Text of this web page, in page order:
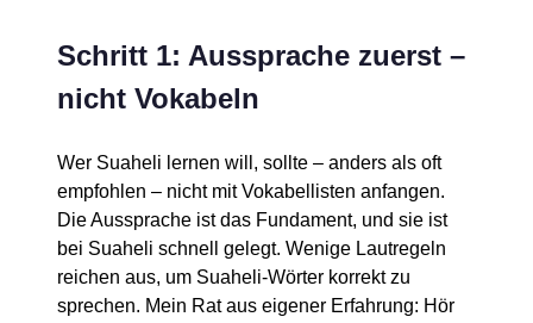
Schritt 1: Aussprache zuerst –
nicht Vokabeln
Wer Suaheli lernen will, sollte – anders als oft
empfohlen – nicht mit Vokabellisten anfangen.
Die Aussprache ist das Fundament, und sie ist
bei Suaheli schnell gelegt. Wenige Lautregeln
reichen aus, um Suaheli-Wörter korrekt zu
sprechen. Mein Rat aus eigener Erfahrung: Hör